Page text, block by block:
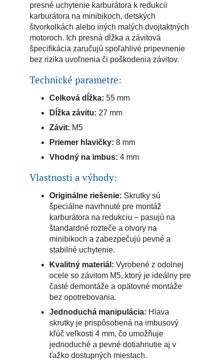
presné uchytenie karburátora k redukcii
karburátora na minibikoch, detských
štvorkolkách alebo iných malých dvojtaktných
motoroch. Ich presná dĺžka a závitová
špecifikácia zaručujú spoľahlivé pripevnenie
bez rizika uvoľnenia či poškodenia závitov.
Technické parametre:
Celková dĺžka: 55 mm
Dĺžka závitu: 27 mm
Závit: M5
Priemer hlavičky: 8 mm
Vhodný na imbus: 4 mm
Vlastnosti a výhody:
Originálne riešenie: Skrutky sú
špeciálne navrhnuté pre montáž
karburátora na redukciu – pasujú na
štandardné rozteče a otvory na
minibikoch a zabezpečujú pevné a
stabilné uchytenie.
Kvalitný materiál: Vyrobené z odolnej
ocele so závitom M5, ktorý je ideálny pre
časté demontáže a opätovné montáže
bez opotrebovania.
Jednoduchá manipulácia: Hlava
skrutky je prispôsobená na imbusový
kľúč veľkosti 4 mm, čo umožňuje
jednoduché a pevné dotiahnutie aj v
ťažko dostupných miestach.